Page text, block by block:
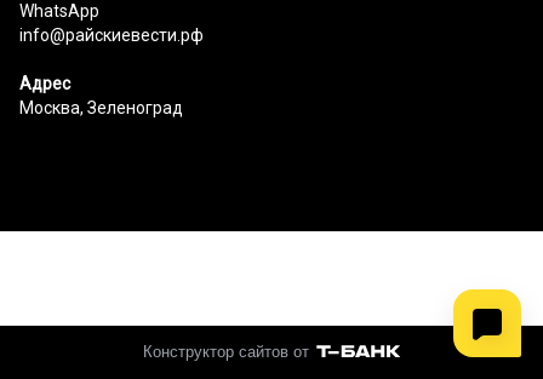
WhatsApp
info@райскиевести.рф
Адрес
Москва, Зеленоград
Конструктор сайтов от